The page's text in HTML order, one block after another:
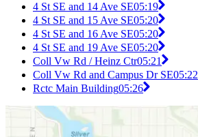
4 St SE and 14 Ave SE05:19
4 St SE and 15 Ave SE05:20
4 St SE and 16 Ave SE05:20
4 St SE and 19 Ave SE05:20
Coll Vw Rd / Heinz Ctr05:21
Coll Vw Rd and Campus Dr SE05:22
Rctc Main Building05:26